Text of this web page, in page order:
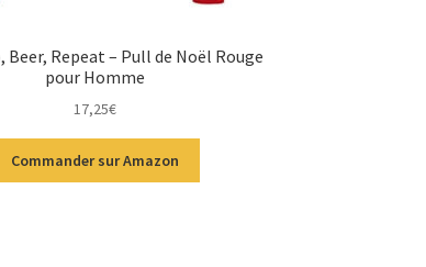
Beer, Repeat – Pull de Noël Rouge
pour Homme
17,25€
Commander sur Amazon